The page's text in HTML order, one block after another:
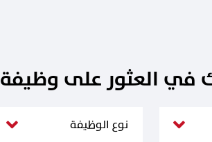
في العثور على وظيفة